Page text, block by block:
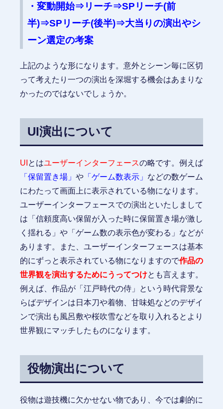
・変動開始⇒リーチ⇒SPリーチ(前
半)⇒SPリーチ(後半)⇒大当りの演出やシ
ーン選定の考案
上記のような形になります。意外とシーン毎に区切
って考えたり一つの演出を深堀する機会はあまりな
かったのではないでしょうか。
UI演出について
UI とはユーザーインターフェースの略です。例えば
「保留置き場」 や 「ゲーム数表示」 などの数ゲーム
にわたって画面上に表示されている物になります。
ユーザーインターフェースでの演出といたしまして
は「信頼度高い保留が入った時に保留置き場が激し
く揺れる」や「ゲーム数の表示色が変わる」などが
あります。また、ユーザーインターフェースは基本
的にずっと表示されている物になりますので作品の
世界観を演出するためにうってつけとも言えます。
例えば、作品が「江戸時代の侍」という時代背景な
らばデザインは日本刀や着物、甘味処などのデザイ
ンで演出も風呂敷や桜吹雪などを取り入れるとより
世界観にマッチしたものになります。
役物演出について
役物は遊技機に欠かせない物であり、今では劇的に